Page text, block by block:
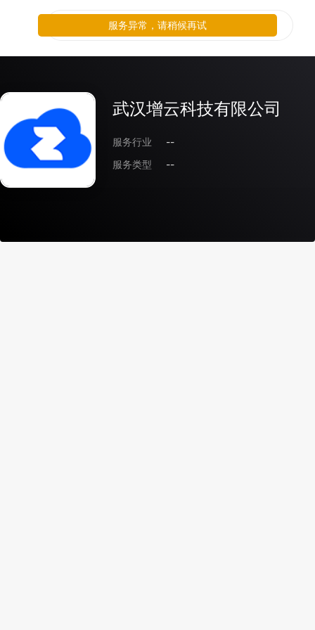
武汉增云科技有限公司
服务行业
--
服务类型
--
服务异常，请稍候再试